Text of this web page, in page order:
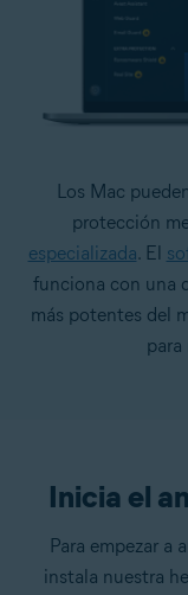
Los Mac
protección
especializada. El
funciona con una
más potentes del
para
Inicia el
Para empezar a
instala nuestra